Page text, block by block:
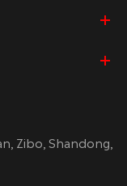
Zibo, Shandong,